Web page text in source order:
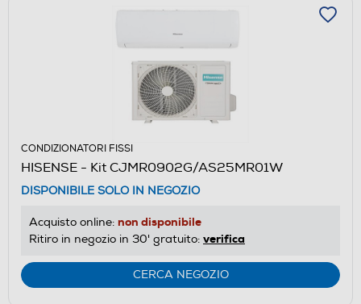
CONDIZIONATORI FISSI
HISENSE - Kit CJMR0902G/AS25MR01W
DISPONIBILE SOLO IN NEGOZIO
Acquisto online: non disponibile
Ritiro in negozio in 30' gratuito: verifica
CERCA NEGOZIO